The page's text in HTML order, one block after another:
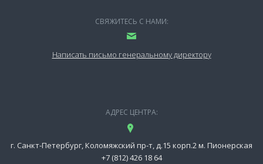
СВЯЖИТЕСЬ С НАМИ:
Написать письмо генеральному директору
АДРЕС ЦЕНТРА:
г. Санкт-Петербург, Коломяжский пр-т, д.15 корп.2 м. Пионерская
+7 (812) 426 18 64